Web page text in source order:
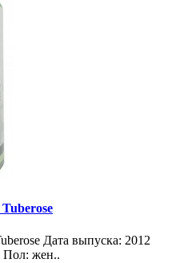
Дата выпуска: 2012
Пол: жен..